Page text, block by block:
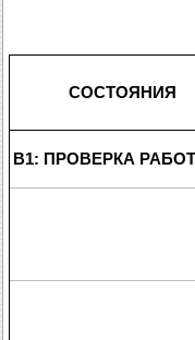
СОСТОЯНИЯ
B1: ПРОВЕРКА